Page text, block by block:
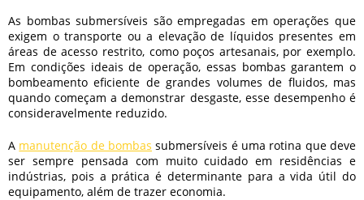
As bombas submersíveis são empregadas em operações que
exigem o transporte ou a elevação de líquidos presentes em
áreas de acesso restrito, como poços artesanais, por exemplo.
Em condições ideais de operação, essas bombas garantem o
bombeamento eficiente de grandes volumes de fluidos, mas
quando começam a demonstrar desgaste, esse desempenho é
consideravelmente reduzido.
A manutenção de bombas submersíveis é uma rotina que deve
ser sempre pensada com muito cuidado em residências e
indústrias, pois a prática é determinante para a vida útil do
equipamento, além de trazer economia.